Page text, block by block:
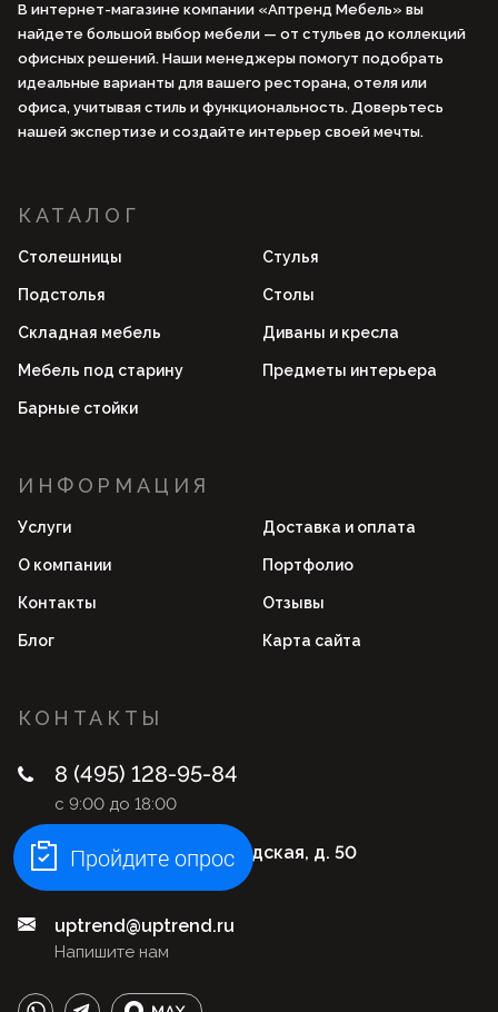
В интернет-магазине компании «Аптренд Мебель» вы
найдете большой выбор мебели — от стульев до коллекций
офисных решений. Наши менеджеры помогут подобрать
идеальные варианты для вашего ресторана, отеля или
офиса, учитывая стиль и функциональность. Доверьтесь
нашей экспертизе и создайте интерьер своей мечты.
КАТАЛОГ
Столешницы Стулья
Подстолья Столы
Складная мебель Диваны и кресла
Мебель под старину Предметы интерьера
Барные стойки
ИНФОРМАЦИЯ
Услуги Доставка и оплата
О компании Портфолио
Контакты Отзывы
Блог Карта сайта
КОНТАКТЫ
8 (495) 128-95-84
с 9:00 до 18:00
Москва, ул. Нижегородская, д. 50
Напишите нам
uptrend@uptrend.ru
Пройдите опрос